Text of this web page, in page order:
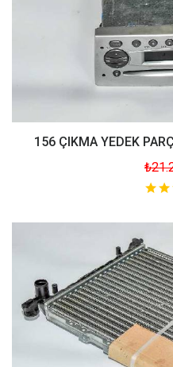
156 ÇIKMA YEDEK